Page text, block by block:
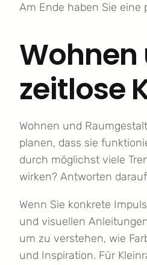
Am Ende haben Sie eine
zeitlose
Wohnen und
planen, dass sie
durch möglichst viele
wirken? Antworten
Wenn Sie konkrete
und visuellen
um zu verstehen, wie
und Inspiration. Für